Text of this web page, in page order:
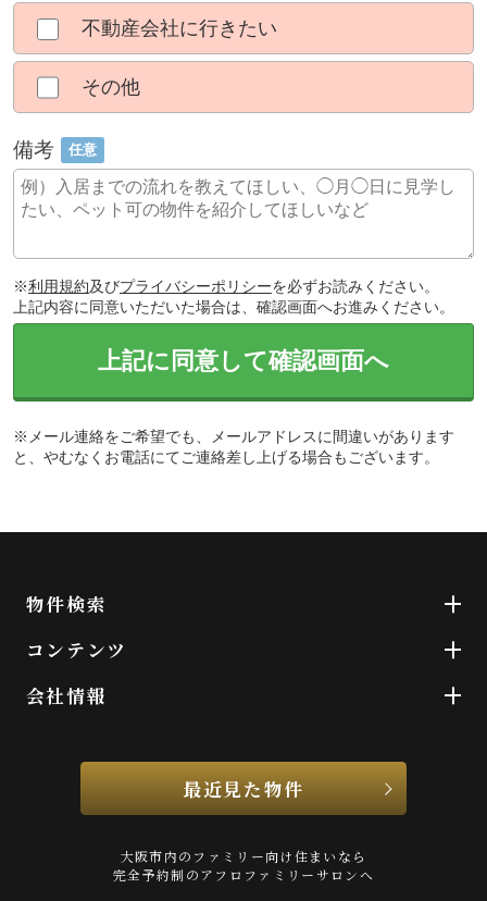
不動産会社に行きたい
その他
備考 任意
※利用規約及びプライバシーポリシーを必ずお読みください。
上記内容に同意いただいた場合は、確認画面へお進みください。
上記に同意して確認画面へ
※メール連絡をご希望でも、メールアドレスに間違いがあります
と、やむなくお電話にてご連絡差し上げる場合もございます。
物件検索
コンテンツ
会社情報
最近見た物件
大阪市内のファミリー向け住まいなら
完全予約制のアフロファミリーサロンへ